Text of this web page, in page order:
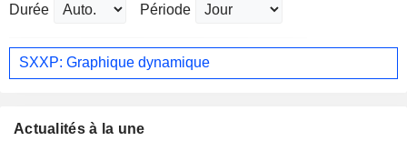
Durée Période
SXXP: Graphique dynamique
Actualités à la une